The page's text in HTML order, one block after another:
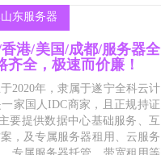
东服务器
港/美国/成都/服务器全
齐全，极速而价廉！
2020年，隶属于遂宁全科云计
家国人IDC商家，且正规持证
要提供数据中心基础服务、互
，及专属服务器租用、云服务